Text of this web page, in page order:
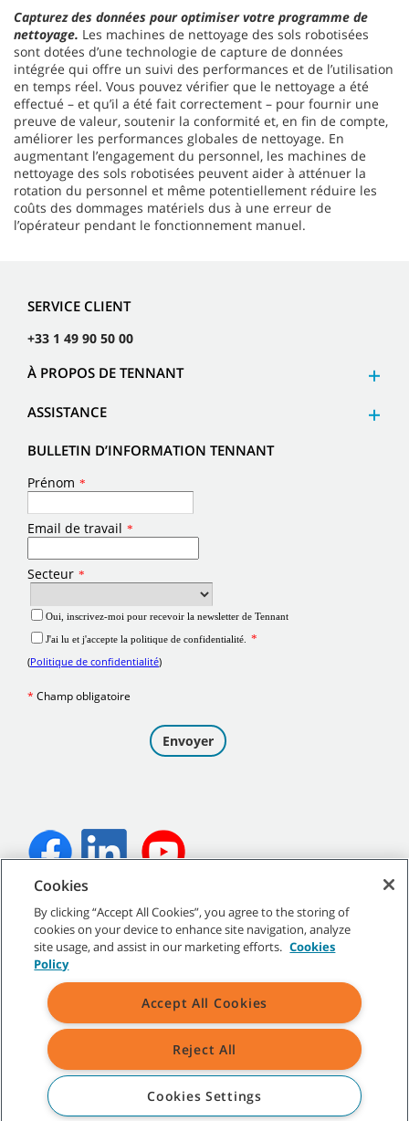
Capturez des données pour optimiser votre programme de
nettoyage. Les machines de nettoyage des sols robotisées
sont dotées d’une technologie de capture de données
intégrée qui offre un suivi des performances et de l’utilisation
en temps réel. Vous pouvez vérifier que le nettoyage a été
effectué – et qu’il a été fait correctement – pour fournir une
preuve de valeur, soutenir la conformité et, en fin de compte,
améliorer les performances globales de nettoyage. En
augmentant l’engagement du personnel, les machines de
nettoyage des sols robotisées peuvent aider à atténuer la
rotation du personnel et même potentiellement réduire les
coûts des dommages matériels dus à une erreur de
l’opérateur pendant le fonctionnement manuel.
SERVICE CLIENT
+33 1 49 90 50 00
À PROPOS DE TENNANT
ASSISTANCE
BULLETIN D’INFORMATION TENNANT
©2026Tennant Company. Tous droits réservés.
Plan du site Conditions d’utilisation
Conditions de vente
Toutes les marques de commerce et tous les logos de Tennant
indiqués sont la propriété de Tennant Company et/ou de ses
Cookies
By clicking “Accept All Cookies”, you agree to the storing of
cookies on your device to enhance site navigation, analyze
site usage, and assist in our marketing efforts. Cookies
Policy
Accept All Cookies
Reject All
Cookies Settings